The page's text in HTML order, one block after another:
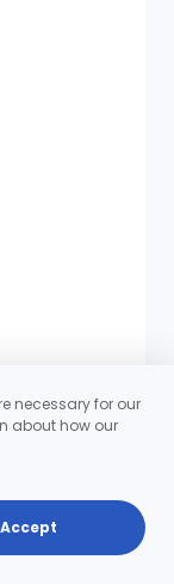
デル、レベニュ
necessary for our
about how our
Accept